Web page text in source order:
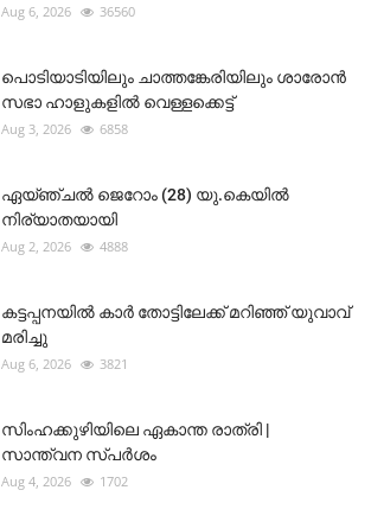
Aug 6, 2026 36560
പൊടിയാടിയിലും ചാത്തങ്കേരിയിലും ശാരോൻ
സഭാ ഹാളുകളിൽ വെള്ളക്കെട്ട്
Aug 3, 2026 6858
ഏയ്ഞ്ചൽ ജെറോം (28) യു.കെയിൽ
നിര്യാതയായി
Aug 2, 2026 4888
കട്ടപ്പനയിൽ കാർ തോട്ടിലേക്ക് മറിഞ്ഞ് യുവാവ്
മരിച്ചു
Aug 6, 2026 3821
സിംഹക്കുഴിയിലെ ഏകാന്ത രാത്രി |
സാന്ത്വന സ്പർശം
Aug 4, 2026 1702